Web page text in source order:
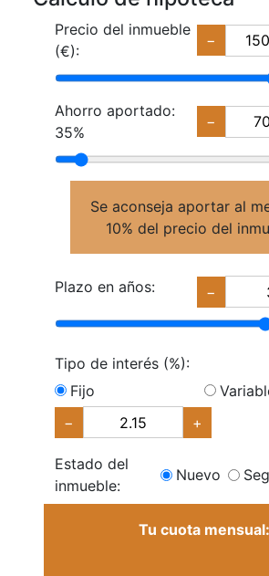
Precio del inmueble
(€):
−
Ahorro aportado:
35%
−
Se aconseja aportar al
10% del precio del
Plazo en años: −
Tipo de interés (%):
Fijo
−
+
Estado del
inmueble:
Nuevo
Tu cuota mensual: